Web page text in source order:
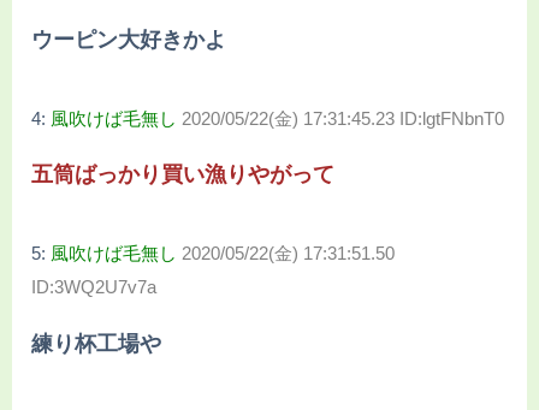
ウーピン大好きかよ
4: 風吹けば毛無し 2020/05/22(金) 17:31:45.23 ID:lgtFNbnT0
五筒ばっかり買い漁りやがって
5: 風吹けば毛無し 2020/05/22(金) 17:31:51.50
ID:3WQ2U7v7a
練り杯工場や